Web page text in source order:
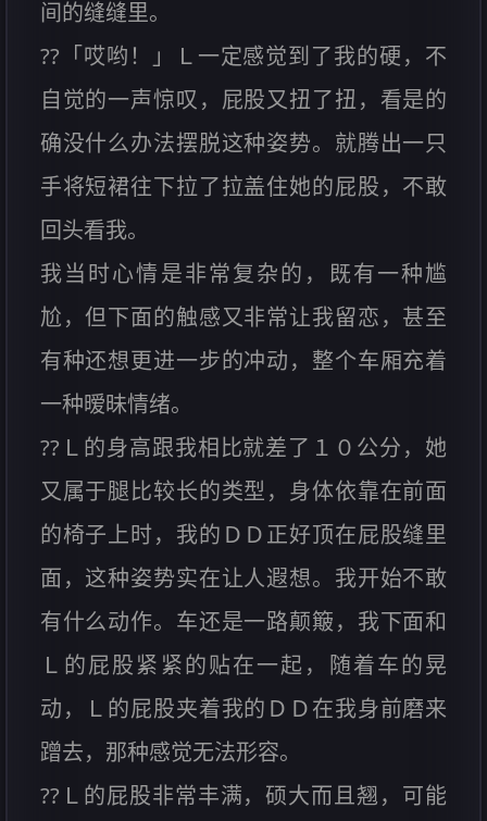
间的缝缝里。
??「哎哟！」Ｌ一定感觉到了我的硬，不
自觉的一声惊叹，屁股又扭了扭，看是的
确没什么办法摆脱这种姿势。就腾出一只
手将短裙往下拉了拉盖住她的屁股，不敢
回头看我。
我当时心情是非常复杂的，既有一种尴
尬，但下面的触感又非常让我留恋，甚至
有种还想更进一步的冲动，整个车厢充着
一种暧昧情绪。
??Ｌ的身高跟我相比就差了１０公分，她
又属于腿比较长的类型，身体依靠在前面
的椅子上时，我的ＤＤ正好顶在屁股缝里
面，这种姿势实在让人遐想。我开始不敢
有什么动作。车还是一路颠簸，我下面和
Ｌ的屁股紧紧的贴在一起，随着车的晃
动，Ｌ的屁股夹着我的ＤＤ在我身前磨来
蹭去，那种感觉无法形容。
??Ｌ的屁股非常丰满，硕大而且翘，可能